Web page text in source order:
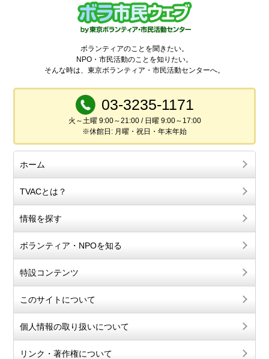
ボランティアのことを聞きたい。
NPO・市民活動のことを知りたい。
そんな時は、東京ボランティア・市民活動センターへ。
03-3235-1171
火～土曜 9:00～21:00 / 日曜 9:00～17:00
※休館日: 月曜・祝日・年末年始
ホーム
TVACとは？
情報を探す
ボランティア・NPOを知る
特設コンテンツ
このサイトについて
個人情報の取り扱いについて
リンク・著作権について